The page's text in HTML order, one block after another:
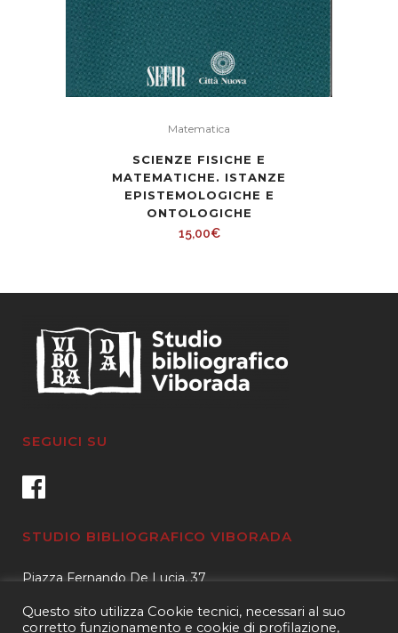
Matematica
SCIENZE FISICHE E
MATEMATICHE. ISTANZE
EPISTEMOLOGICHE E
ONTOLOGICHE
15,00€
SEGUICI SU
STUDIO BIBLIOGRAFICO VIBORADA
Piazza Fernando De Lucia, 37
Tel.3400596959 – 3404632889
Questo sito utilizza Cookie tecnici, necessari al suo
corretto funzionamento e cookie di profilazione,